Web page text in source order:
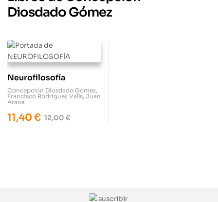
Diosdado Gómez
Neurofilosofía
Concepción Diosdado Gómez,
Francisco Rodríguez Valls, Juan
Arana
12,00€
11,40 €